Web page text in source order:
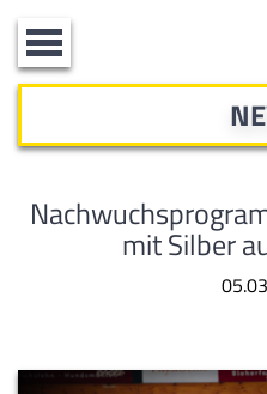
Toggle
navigation
mit Silber